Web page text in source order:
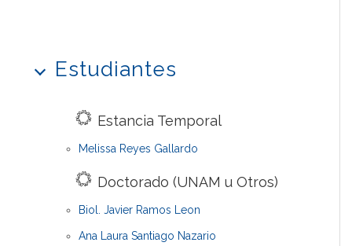
Estudiantes
Estancia Temporal
Melissa Reyes Gallardo
Doctorado (UNAM u Otros)
Biol. Javier Ramos Leon
Ana Laura Santiago Nazario